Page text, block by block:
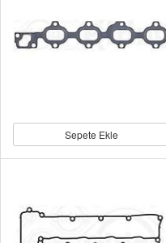
Sepete Ekle